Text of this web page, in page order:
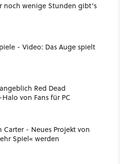
noch wenige Stunden gibt’s
- Video: Das Auge spielt
Red Dead
von Fans für PC
Carter - Neues Projekt von
Spiel« werden